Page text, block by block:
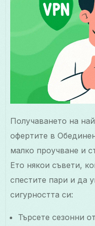
Получаването на
офертите в
малко проучване и
Ето някои съвети,
спестите пари и да
сигурността си:
Търсете сезонни